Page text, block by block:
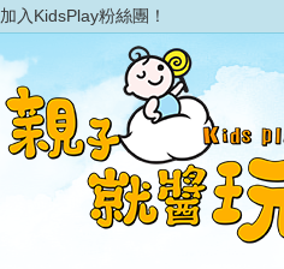
加入KidsPlay粉絲團！